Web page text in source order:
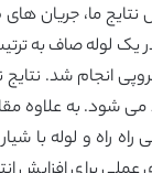
ما، جریان
انجام شد.
شیار و تعداد شیار گاهش می یابد و نسبت شیب شیار برابر 3
راه و لوله با شیار